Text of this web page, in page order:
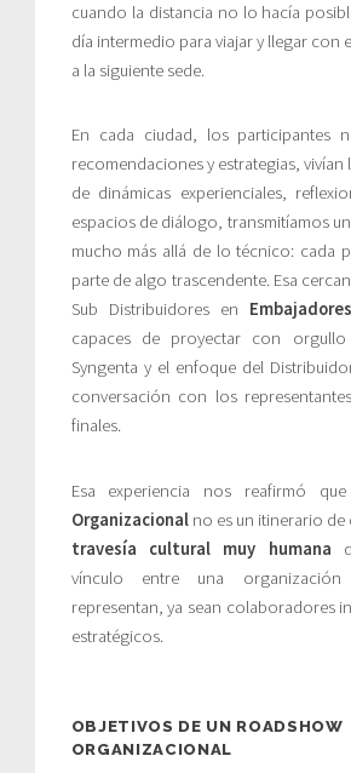
cuando la distancia no lo hacía
día intermedio para viajar y llegar con
a la siguiente sede.
En cada ciudad, los participantes
recomendaciones y estrategias, vivían
de dinámicas experienciales,
espacios de diálogo, transmitíamos
mucho más allá de lo técnico: cada
parte de algo trascendente. Esa
Sub Distribuidores en
capaces de proyectar con
Syngenta y el enfoque del
conversación con los
finales.
Esa experiencia nos reafirmó
Organizacionalno es un itinerario de
travesía cultural muy humana
vínculo entre una
representan, ya sean colaboradores
estratégicos.
OBJETIVOS DE UN ROADSHOW
ORGANIZACIONAL